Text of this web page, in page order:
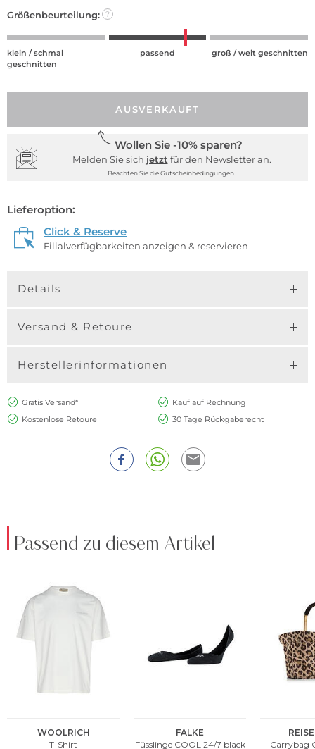
Größenbeurteilung: ?
klein / schmal
geschnitten
passend groß / weit geschnitten
AUSVERKAUFT
Wollen Sie -10% sparen?
Melden Sie sich jetzt für den Newsletter an.
Beachten Sie die Gutscheinbedingungen.
Lieferoption:
Click & Reserve
Filialverfügbarkeiten anzeigen & reservieren
Details
Versand & Retoure
Herstellerinformationen
Gratis Versand*
Kauf auf Rechnung
Kostenlose Retoure
30 Tage Rückgaberecht
Passend zu diesem Artikel